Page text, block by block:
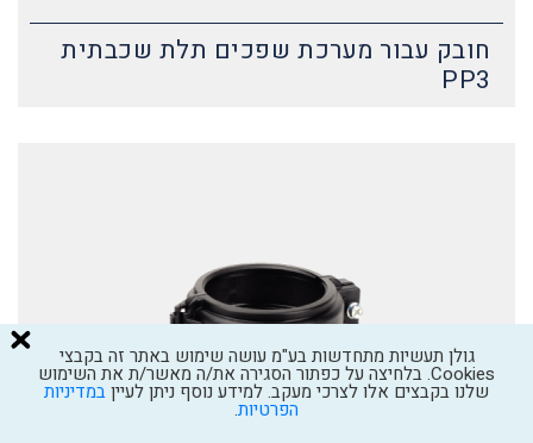
חובק עבור מערכת שפכים תלת שכבתית
PP3
גולן תעשיות מתחדשות בע"מ עושה שימוש באתר זה בקבצי
Cookies. בלחיצה על כפתור הסגירה את/ה מאשר/ת את השימוש
שלנו בקבצים אלו לצרכי מעקב. למידע נוסף ניתן לעייןבמדיניות
הפרטיות.